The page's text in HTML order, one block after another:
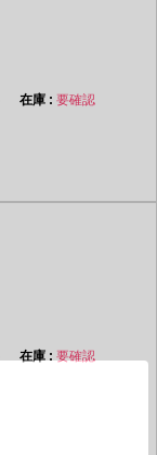
要確認
要確認